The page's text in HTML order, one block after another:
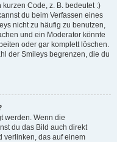
Code, z. B. bedeutet :)
du beim Verfassen eines
nicht zu häufig zu benutzen,
und ein Moderator könnte
oder gar komplett löschen.
der Smileys begrenzen, die du
werden. Wenn die
du das Bild auch direkt
verlinken, das auf einem